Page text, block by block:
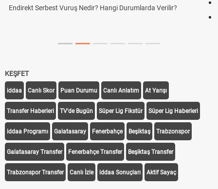
KEŞFET
iddaa Canlı Skor Puan Durumu Canlı Anlatım At Yarışı
Transfer Haberleri TV'de Bugün Süper Lig Fikstür Süper Lig Haberleri
iddaa Programı Galatasaray Fenerbahçe Beşiktaş Trabzonspor
Galatasaray Transfer Fenerbahçe Transfer Beşiktaş Transfer
Trabzonspor Transfer Canlı İzle iddaa Sonuçları Aktif Sayaç